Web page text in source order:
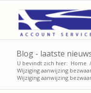
Blog - laatste
U bevindt zich hier: Home /
Wijziging aanwijzing
Wijziging aanwijzing